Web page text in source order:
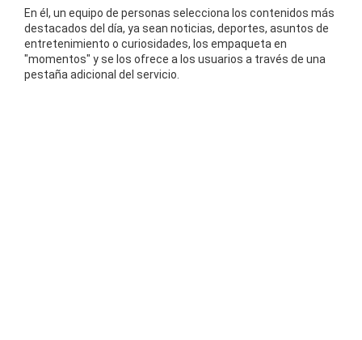
En él, un equipo de personas selecciona los contenidos más
destacados del día, ya sean noticias, deportes, asuntos de
entretenimiento o curiosidades, los empaqueta en
"momentos" y se los ofrece a los usuarios a través de una
pestaña adicional del servicio.